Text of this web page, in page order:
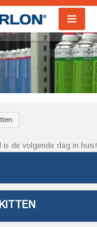
de volgende dag in huis!